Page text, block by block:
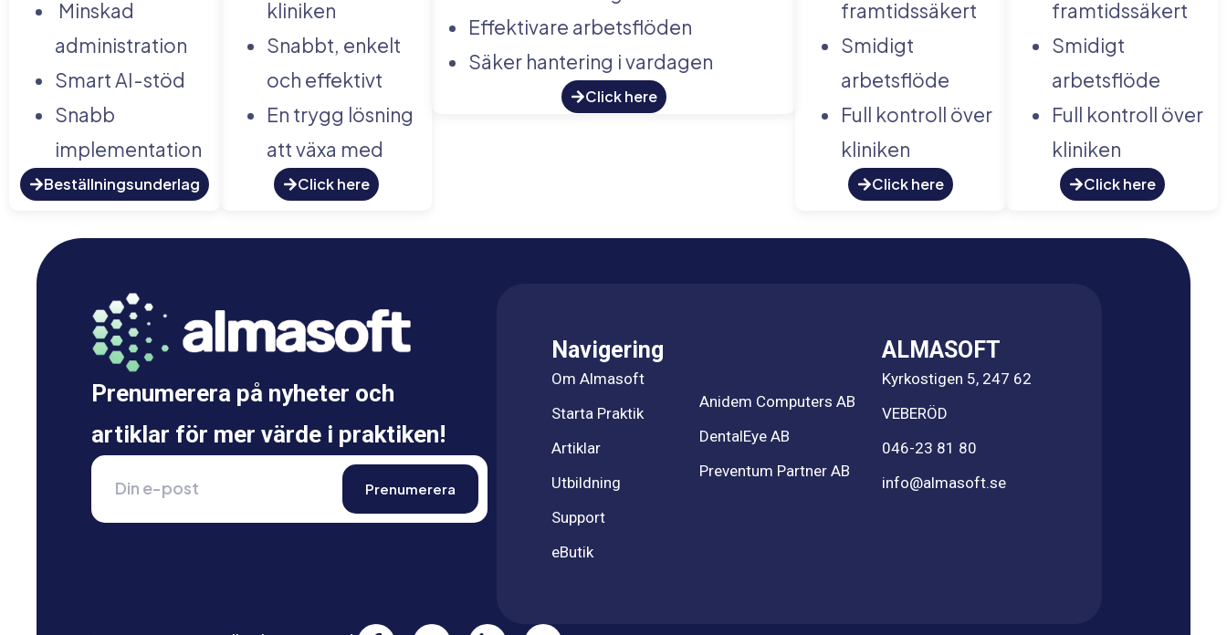
Minskad
administration
Smart AI-stöd
Snabb
implementation
Beställningsunderlag
kliniken
Snabbt, enkelt
och effektivt
En trygg lösning
att växa med
Click here
Effektivare arbetsflöden
Säker hantering i vardagen
Click here
framtidssäkert
Smidigt
arbetsflöde
Full kontroll över
kliniken
Click here
framtidssäkert
Smidigt
arbetsflöde
Full kontroll över
kliniken
Click here
Prenumerera på nyheter och
artiklar för mer värde i praktiken!
Navigering
Om Almasoft
Starta Praktik
Artiklar
Utbildning
Support
eButik
Anidem Computers AB
DentalEye AB
Preventum Partner AB
ALMASOFT
Kyrkostigen 5, 247 62
VEBERÖD
046-23 81 80
info@almasoft.se